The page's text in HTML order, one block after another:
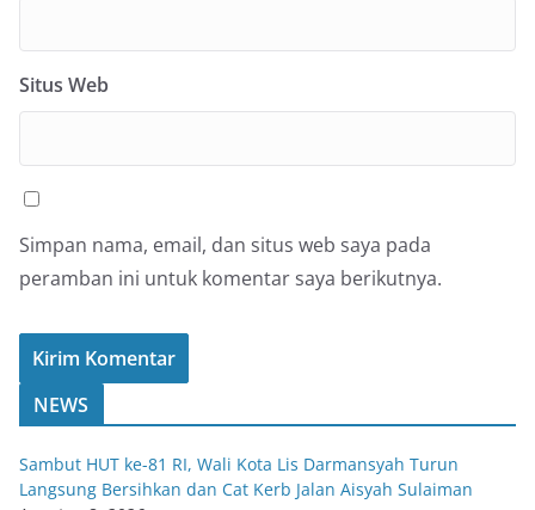
Situs Web
Simpan nama, email, dan situs web saya pada
peramban ini untuk komentar saya berikutnya.
NEWS
Sambut HUT ke-81 RI, Wali Kota Lis Darmansyah Turun
Langsung Bersihkan dan Cat Kerb Jalan Aisyah Sulaiman